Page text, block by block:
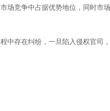
场竞争中占据优势地位，同时市
中存在纠纷，一旦陷入侵权官司